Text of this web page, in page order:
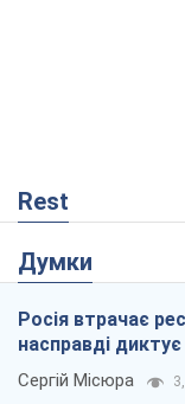
Rest
Думки
Росія втрачає
насправді
Сергій Місюра